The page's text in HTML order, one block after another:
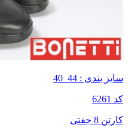
سایز بندی : 44_40
کد 6261
کارتن 8 جفتی